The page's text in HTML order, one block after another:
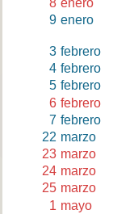
9 enero
3 febrero
4 febrero
5 febrero
6 febrero
7 febrero
22 marzo
23 marzo
24 marzo
25 marzo
1 mayo